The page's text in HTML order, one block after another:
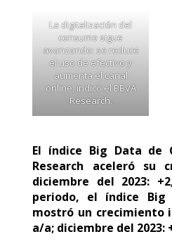
La digitalización del
consumo sigue
avanzando: se reduce
el uso de efectivo y
aumenta el canal
online, indicó el BBVA
Research.
El índice Big Data de
Research aceleró su
diciembre del 2023:
periodo, el índice Big
mostró un crecimiento
a/a; diciembre del 2023: